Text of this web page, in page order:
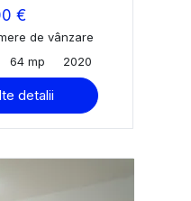
€
de vânzare
64 mp 2020
detalii